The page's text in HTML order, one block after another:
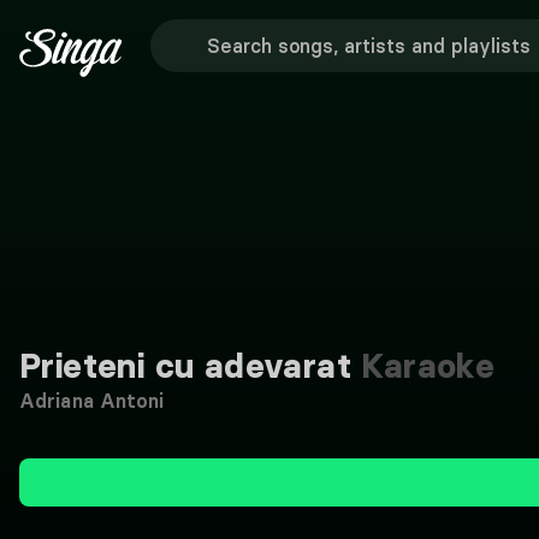
Prieteni cu adevarat Karaoke
Adriana Antoni